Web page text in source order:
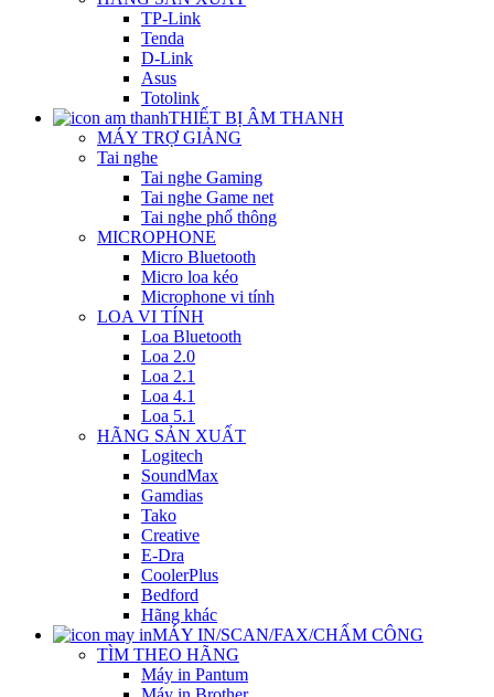
TP-Link
Tenda
D-Link
Asus
Totolink
THIẾT BỊ ÂM THANH
MÁY TRỢ GIẢNG
Tai nghe
Tai nghe Gaming
Tai nghe Game net
Tai nghe phổ thông
MICROPHONE
Micro Bluetooth
Micro loa kéo
Microphone vi tính
LOA VI TÍNH
Loa Bluetooth
Loa 2.0
Loa 2.1
Loa 4.1
Loa 5.1
HÃNG SẢN XUẤT
Logitech
SoundMax
Gamdias
Tako
Creative
E-Dra
CoolerPlus
Bedford
Hãng khác
MÁY IN/SCAN/FAX/CHẤM CÔNG
TÌM THEO HÃNG
Máy in Pantum